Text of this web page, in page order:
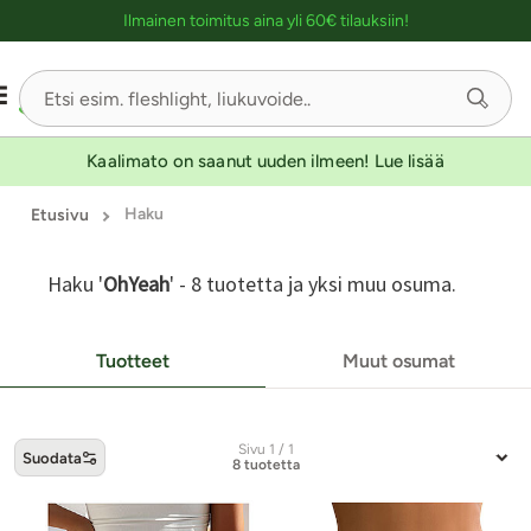
Ilmainen toimitus aina yli 60€ tilauksiin!
Kaalimato on saanut uuden ilmeen! Lue lisää
Etusivu Haku
Haku 'OhYeah' - 8 tuotetta ja yksi muu osuma.
Tuotteet Muut osumat
Suodata
Sivu 1 / 1
8 tuotetta
-tuotteet